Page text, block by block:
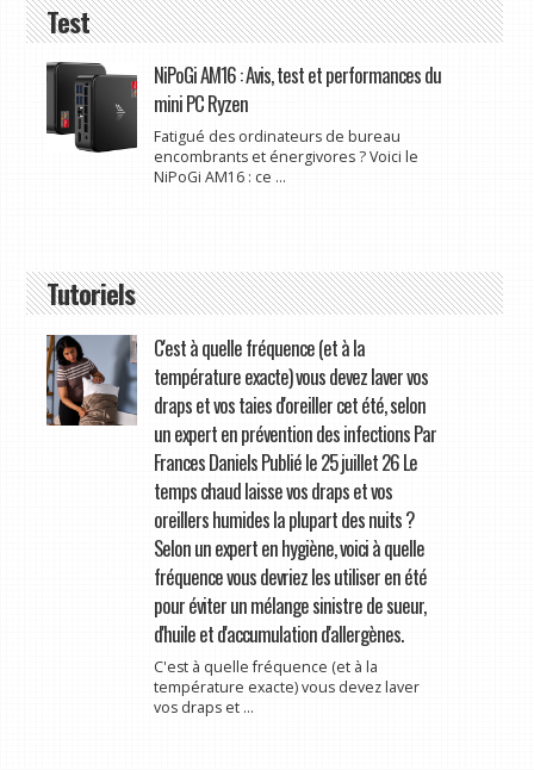
Test
NiPoGi AM16 : Avis, test et performances du
mini PC Ryzen
Fatigué des ordinateurs de bureau
encombrants et énergivores ? Voici le
NiPoGi AM16 : ce ...
Tutoriels
C'est à quelle fréquence (et à la
température exacte) vous devez laver vos
draps et vos taies d'oreiller cet été, selon
un expert en prévention des infections Par
Frances Daniels Publié le 25 juillet 26 Le
temps chaud laisse vos draps et vos
oreillers humides la plupart des nuits ?
Selon un expert en hygiène, voici à quelle
fréquence vous devriez les utiliser en été
pour éviter un mélange sinistre de sueur,
d'huile et d'accumulation d'allergènes.
C'est à quelle fréquence (et à la
température exacte) vous devez laver
vos draps et ...